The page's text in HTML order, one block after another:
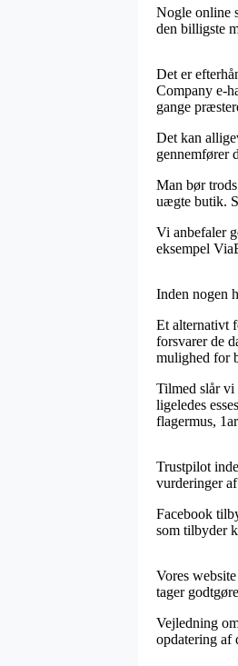
Nogle online
den billigste
Det er
Company e-
gange
Det kan
gennemfører
Man bør
uægte butik.
Vi anbefaler
eksempel
Inden nogen
Et alternativt
forsvarer de
mulighed for
Tilmed slår vi
ligeledes
flagermus,
Trustpilot
vurderinger
Facebook
som tilbyder
Vores
tager
Vejledning
opdatering af